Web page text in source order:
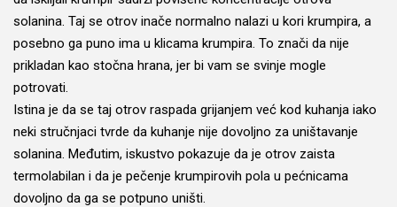
solanina. Taj se otrov inače normalno nalazi u kori krumpira, a
posebno ga puno ima u klicama krumpira. To znači da nije
prikladan kao stočna hrana, jer bi vam se svinje mogle
potrovati.
Istina je da se taj otrov raspada grijanjem već kod kuhanja iako
neki stručnjaci tvrde da kuhanje nije dovoljno za uništavanje
solanina. Međutim, iskustvo pokazuje da je otrov zaista
termolabilan i da je pečenje krumpirovih pola u pećnicama
dovoljno da ga se potpuno uništi.